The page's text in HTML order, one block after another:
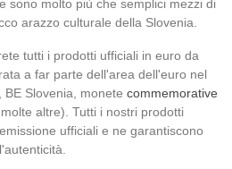
sono molto più che semplici mezzi di
arazzo culturale della Slovenia.
tutti i prodotti ufficiali in euro da
a far parte dell'area dell'euro nel
Slovenia, monete commemorative
altre). Tutti i nostri prodotti
ufficiali e ne garantiscono
l'autenticità.